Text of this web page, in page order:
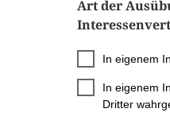
Art der
In eigenem
In eigenem
Dritter